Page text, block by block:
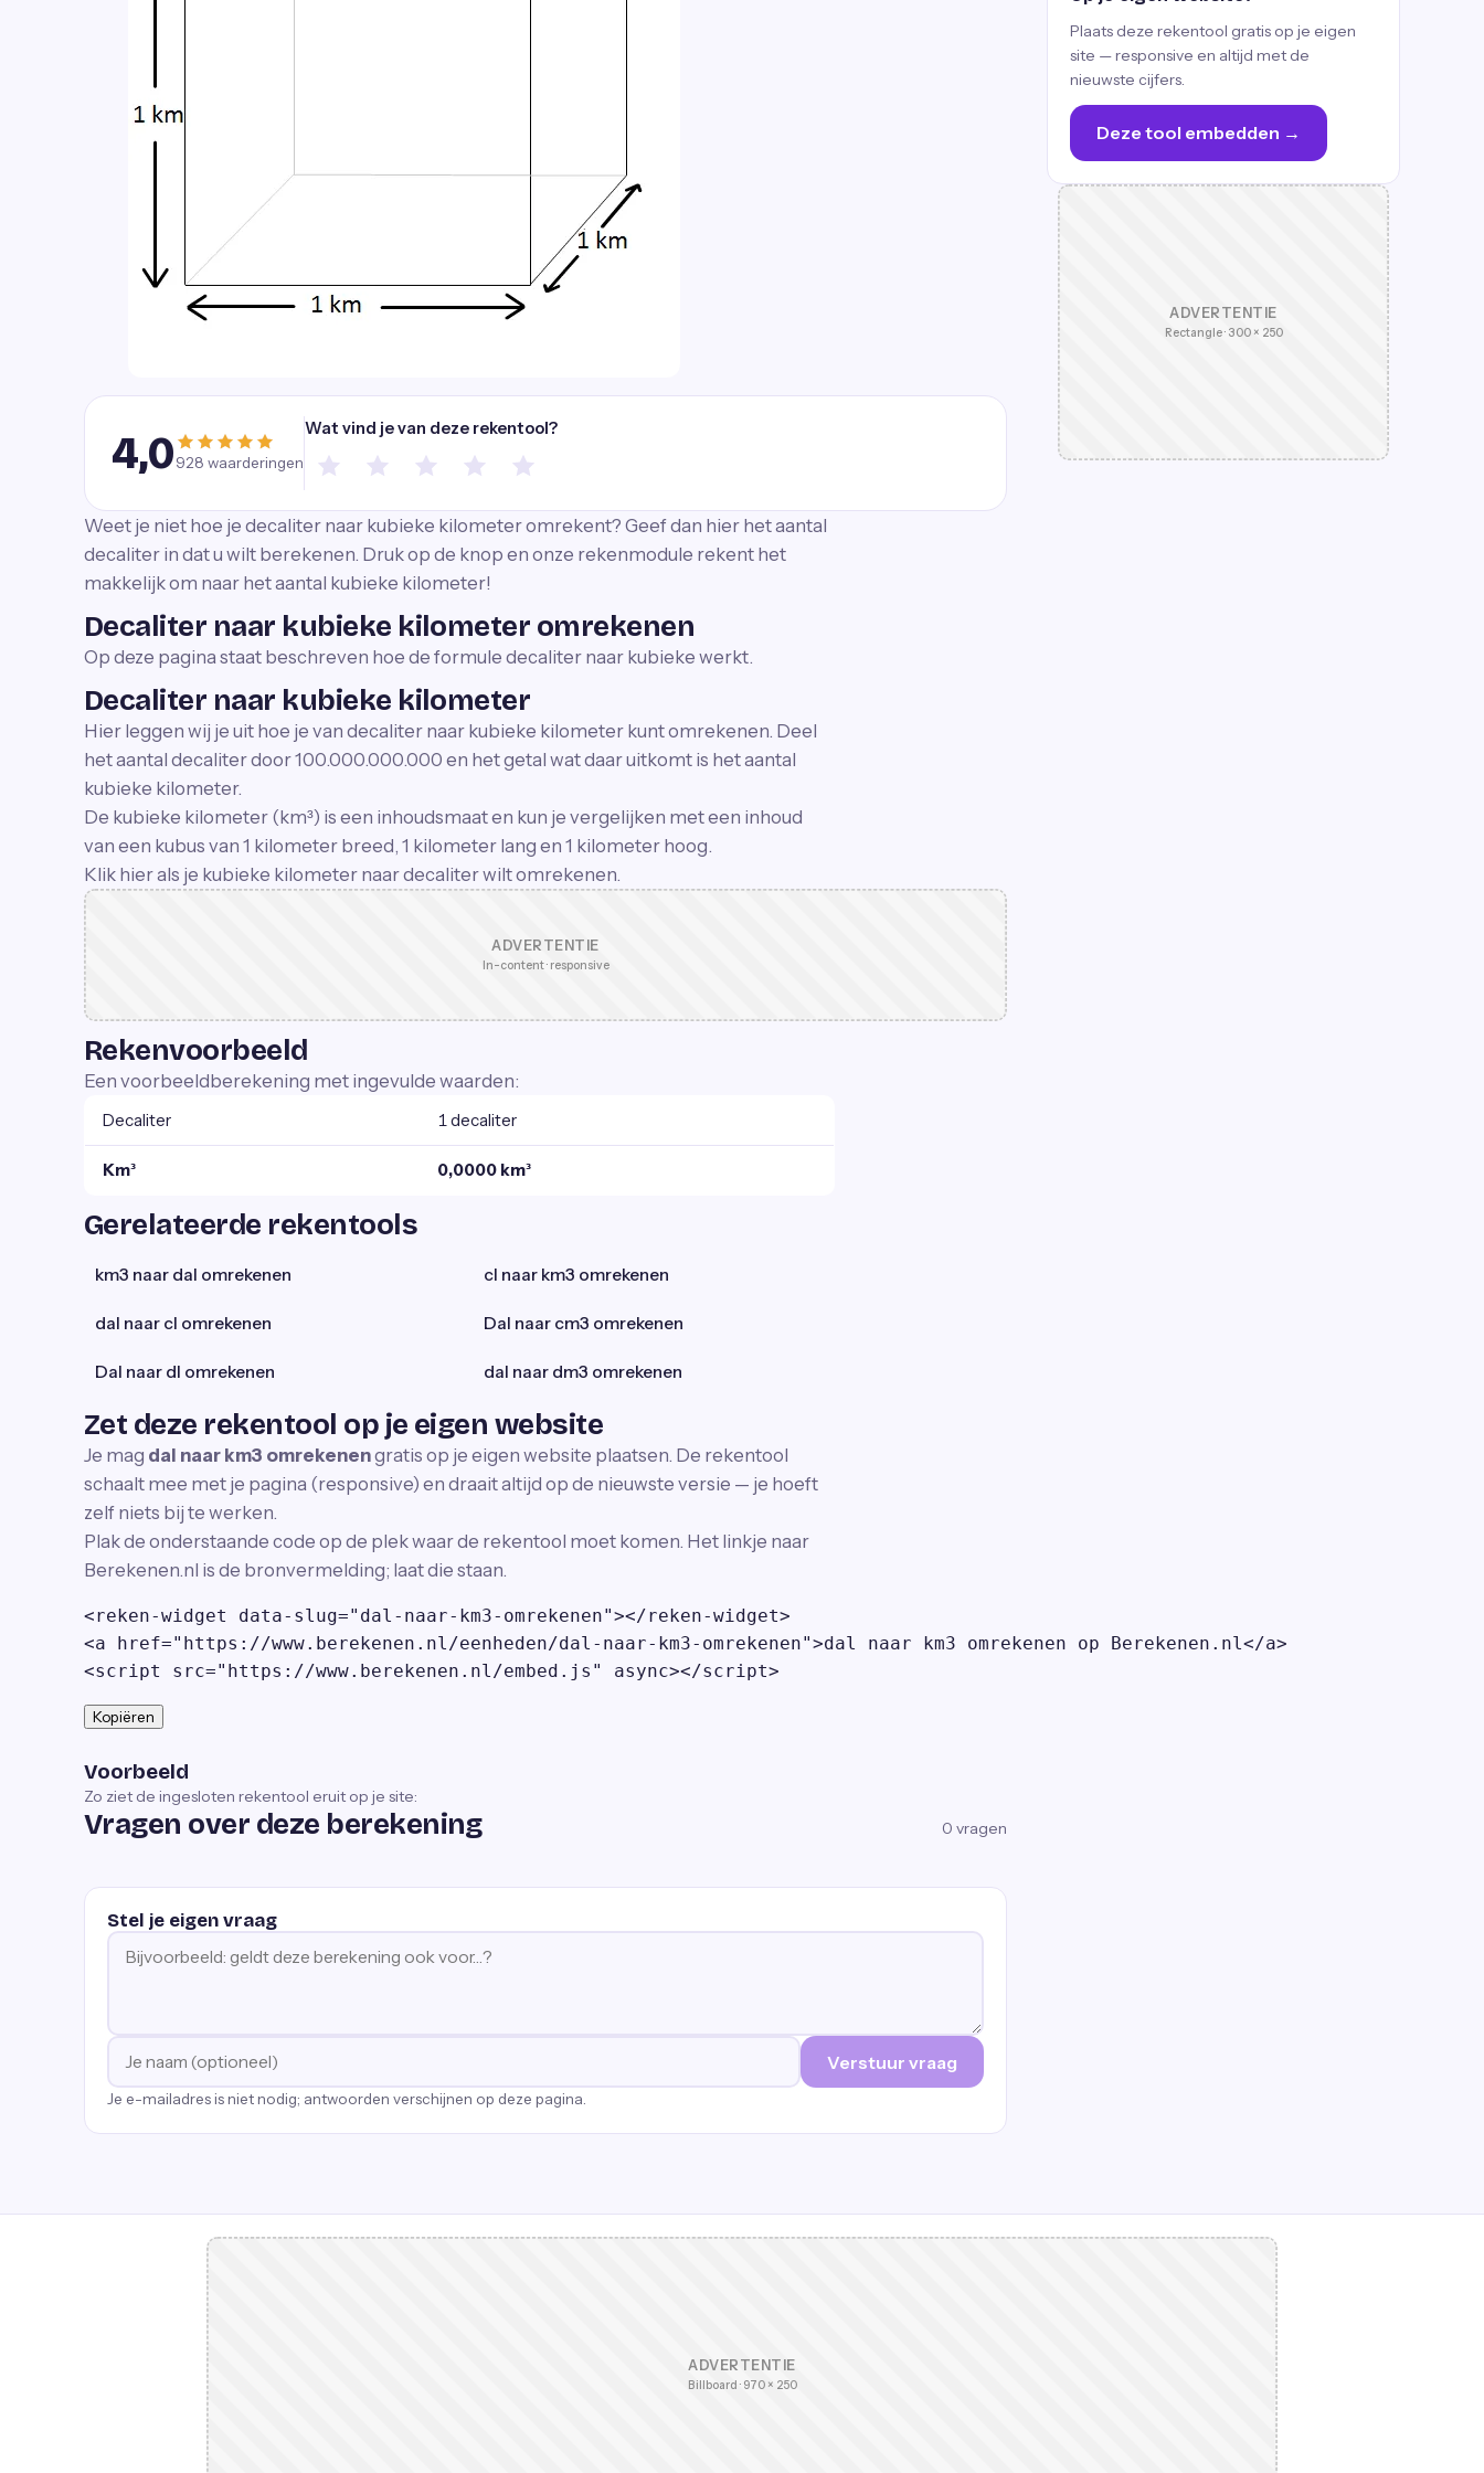
4,0928 waarderingen
Wat vind je van deze rekentool?
Weet je niet hoe je decaliter naar kubieke kilometer omrekent? Geef dan hier het aantal
decaliter in dat u wilt berekenen. Druk op de knop en onze rekenmodule rekent het
makkelijk om naar het aantal kubieke kilometer!
Decaliter naar kubieke kilometer omrekenen
Op deze pagina staat beschreven hoe de formule decaliter naar kubieke werkt.
Decaliter naar kubieke kilometer
Hier leggen wij je uit hoe je van decaliter naar kubieke kilometer kunt omrekenen. Deel
het aantal decaliter door 100.000.000.000 en het getal wat daar uitkomt is het aantal
kubieke kilometer.
De kubieke kilometer (km³) is een inhoudsmaat en kun je vergelijken met een inhoud
van een kubus van 1 kilometer breed, 1 kilometer lang en 1 kilometer hoog.
Klik hier als je kubieke kilometer naar decaliter wilt omrekenen.
ADVERTENTIE
In-content · responsive
Rekenvoorbeeld
Een voorbeeldberekening met ingevulde waarden:
Decaliter 1 decaliter
Km³ 0,0000 km³
Gerelateerde rekentools
km3 naar dal omrekenen cl naar km3 omrekenen
dal naar cl omrekenen Dal naar cm3 omrekenen
Dal naar dl omrekenen dal naar dm3 omrekenen
Zet deze rekentool op je eigen website
Je mag dal naar km3 omrekenengratis op je eigen website plaatsen. De rekentool
schaalt mee met je pagina (responsive) en draait altijd op de nieuwste versie — je hoeft
zelf niets bij te werken.
Plak de onderstaande code op de plek waar de rekentool moet komen. Het linkje naar
Berekenen.nl is de bronvermelding; laat die staan.
<reken-widget data-slug="dal-naar-km3-omrekenen"></reken-widget>
<a href="https://www.berekenen.nl/eenheden/dal-naar-km3-omrekenen">dal naar km3 omrekenen op Berekenen.nl</a>
<script src="https://www.berekenen.nl/embed.js" async></script>
Kopiëren
Voorbeeld
Zo ziet de ingesloten rekentool eruit op je site:
Vragen over deze berekening 0 vragen
Stel je eigen vraag
Verstuur vraag
Je e-mailadres is niet nodig; antwoorden verschijnen op deze pagina.
Plaats deze rekentool gratis op je eigen
site — responsive en altijd met de
nieuwste cijfers.
Deze tool embedden →
ADVERTENTIE
Rectangle · 300 × 250
ADVERTENTIE
Billboard · 970 × 250